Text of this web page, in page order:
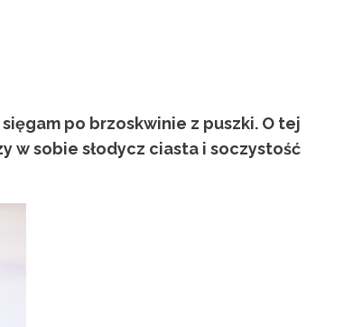
po brzoskwinie z puszki. O tej
w sobie słodycz ciasta i soczystość